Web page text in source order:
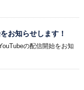
お知らせします！
の配信開始をお知